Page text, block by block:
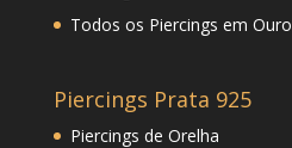
Todos os Piercings em Ouro
Piercings Prata 925
Piercings de Orelha